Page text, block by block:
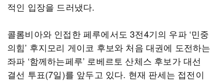
적인 입장을 드러냈다.
콜롬비아와 인접한 페루에서도 3전4기의 우파 ‘민중
의힘’ 후지모리 게이코 후보와 처음 대권에 도전하는
좌파 ‘함께하는페루’ 로베르토 산체스 후보가 대선
결선 투표(7일)를 앞두고 있다. 현재 판세는 접전이